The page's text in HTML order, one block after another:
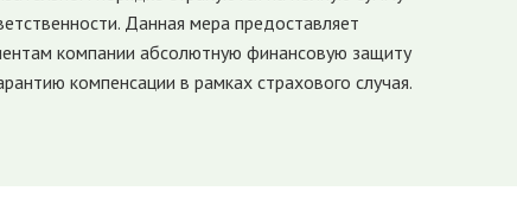
Данная мера предоставляет
компании абсолютную финансовую защиту
компенсации в рамках страхового случая.